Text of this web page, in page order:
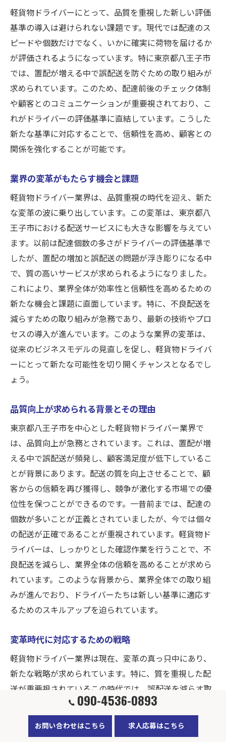
軽貨物ドライバーにとって、品質を重視した新しい評価
基準の導入は避けられない課題です。現代では配達のス
ピードや個数だけでなく、いかに確実に荷物を届けるか
が評価されるようになっています。特に東京都八王子市
では、置配が増える中で誤配送を防ぐための取り組みが
求められています。このため、配達前後のチェック体制
や顧客とのコミュニケーションが重要視されており、こ
れがドライバーの評価基準に直結しています。こうした
新たな基準に対応することで、信頼性を高め、顧客との
関係を強化することが可能です。
業界の変革がもたらす機会と課題
軽貨物ドライバー業界は、品質重視の時代を迎え、新た
な変革の波に乗り出しています。この変革は、東京都八
王子市における配送サービスにも大きな影響を与えてい
ます。以前は配達個数の多さがドライバーの評価基準で
したが、置配の増加と誤配送の問題が浮き彫りになる中
で、質の高いサービスが求められるようになりました。
これにより、業界全体が効率性と信頼性を高めるための
新たな機会と課題に直面しています。特に、不良配送を
減らすための取り組みが急務であり、最新の技術やプロ
セスの導入が進んでいます。このような業界の変革は、
従来のビジネスモデルの見直しを促し、軽貨物ドライバ
ーにとって新たな可能性を切り開くチャンスとなるでし
ょう。
品質向上が求められる背景とその理由
東京都八王子市を中心とした軽貨物ドライバー業界で
は、品質向上が急務とされています。これは、置配が増
える中で誤配送が頻発し、顧客満足度が低下しているこ
とが背景にあります。配送の質を向上させることで、顧
客からの信頼を再び獲得し、競争が激化する市場での優
位性を保つことができるのです。一昔前までは、配達の
個数が多いことが正義とされていましたが、今では個々
の配送が正確であることが重視されています。軽貨物ド
ライバーは、しっかりとした確認作業を行うことで、不
良配送を減らし、業界全体の信頼を高めることが求めら
れています。このような背景から、業界全体での取り組
みが進んでおり、ドライバーたちは新しい基準に適応す
るためのスキルアップを迫られています。
変革時代に対応するための戦略
軽貨物ドライバー業界は現在、変革の真っ只中にあり、
新たな戦略が求められています。特に、質を重視した配
送が重要視されているこの時代では、誤配送を減らす取
り組みが不可欠です。第一に、テクノロジーを活用し、
配送先の情報を正確に管理することが求められます。さ
らに、従業員への教育を充実させ、個々のスキルアップ
090-4536-0893
お問い合わせはこちら 求人応募はこちら